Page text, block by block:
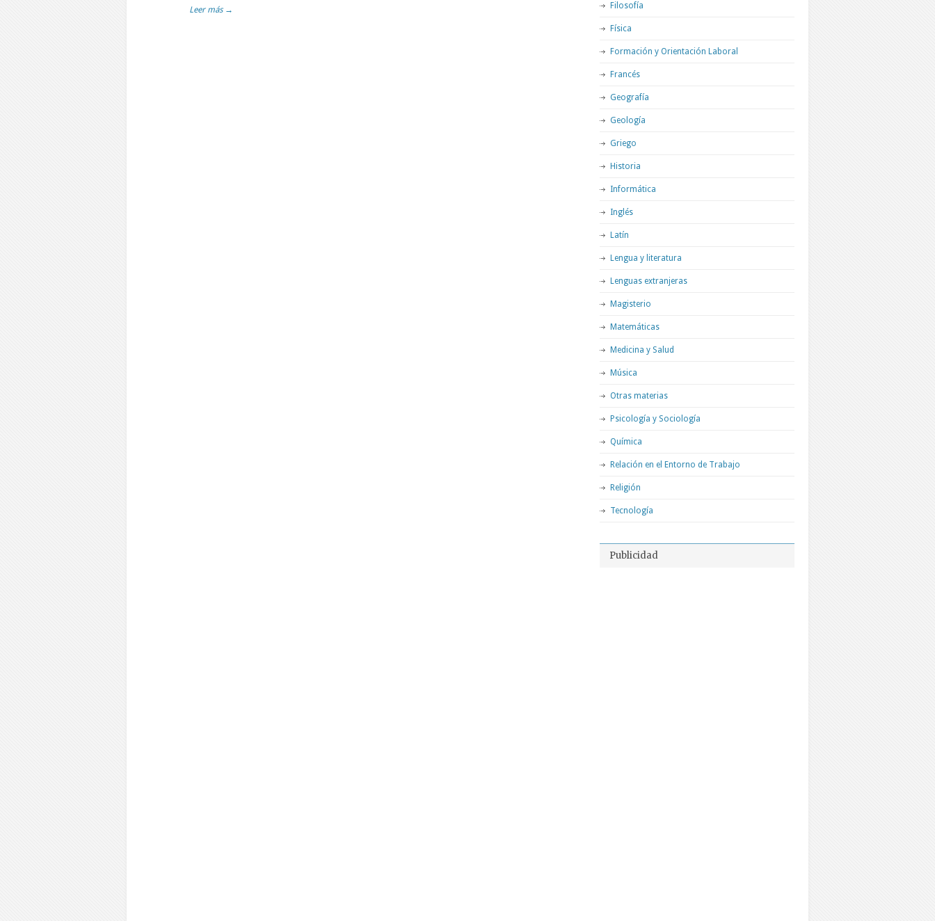
Leer más → Filosofía
Física
Formación y Orientación Laboral
Francés
Geografía
Geología
Griego
Historia
Informática
Inglés
Latín
Lengua y literatura
Lenguas extranjeras
Magisterio
Matemáticas
Medicina y Salud
Música
Otras materias
Psicología y Sociología
Química
Relación en el Entorno de Trabajo
Religión
Tecnología
Publicidad